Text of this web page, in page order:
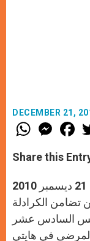
DECEMBER 21,
W
h
t
s
p
p
M
e
s
e
e
r
F
a
e
b
o
k
Share this
روما، الثلاثاء 21 ديسمبر 2010 (Zenit.org) – إن مبلغ الـ
تضامن الكرادلة
السادس عشر
في هايتي